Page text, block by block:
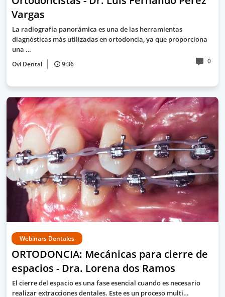
Vargas
La radiografía panorámica es una de las herramientas
diagnósticas más utilizadas en ortodoncia, ya que proporciona
una …
Ovi Dental 9:36 0
Webinars Dentales
ORTODONCIA: Mecánicas para cierre de
espacios - Dra. Lorena dos Ramos
El cierre del espacio es una fase esencial cuando es necesario
realizar extracciones dentales. Este es un proceso multi…